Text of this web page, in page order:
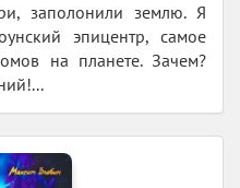
заполонили землю. Я
эпицентр, самое
на планете. Зачем?